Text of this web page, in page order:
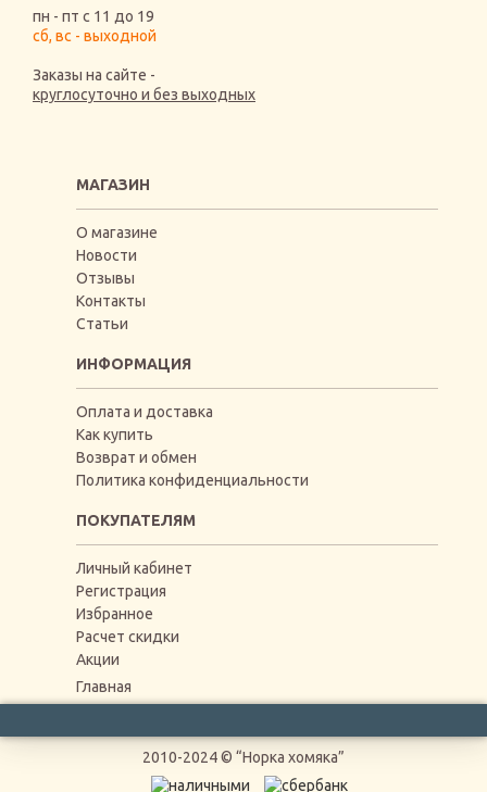
пн - пт с 11 до 19
сб, вс - выходной
Заказы на сайте -
круглосуточно и без выходных
МАГАЗИН
О магазине
Новости
Отзывы
Контакты
Статьи
ИНФОРМАЦИЯ
Оплата и доставка
Как купить
Возврат и обмен
Политика конфиденциальности
ПОКУПАТЕЛЯМ
Личный кабинет
Регистрация
Избранное
Расчет скидки
Акции
Главная
2010-2024 © “Норка хомяка”